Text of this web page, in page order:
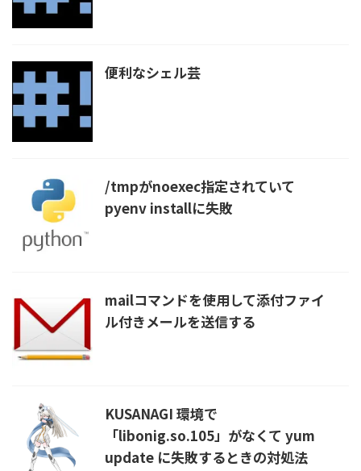
便利なシェル芸
/tmpがnoexec指定されていて
pyenv installに失敗
mailコマンドを使用して添付ファイ
ル付きメールを送信する
KUSANAGI 環境で
「libonig.so.105」がなくて yum
update に失敗するときの対処法